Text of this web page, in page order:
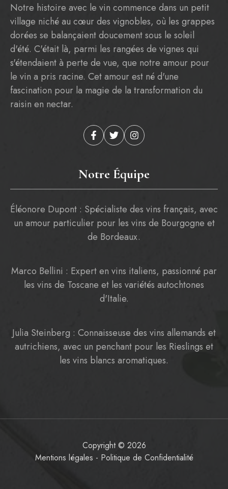
Notre histoire avec le vin commence dans un petit
village niché au cœur des vignobles, où les grappes
dorées se balançaient doucement sous le soleil
d'été. C'était là, parmi les rangées de vignes qui
s'étendaient à perte de vue, que notre amour pour
le vin a pris racine. Cet amour est né d'une
fascination pour la magie de la transformation du
raisin en nectar.
Notre Équipe
Éléonore Dupont : Spécialiste des vins français, avec
un amour particulier pour les vins de Bourgogne et
de Bordeaux.
Marco Bellini : Expert en vins italiens, passionné par
les vins de Toscane et les variétés autochtones
d'Italie.
Julia Steinberg : Connaisseuse des vins allemands et
autrichiens, avec un penchant pour les Rieslings et
les vins blancs aromatiques.
Copyright © 2026
Mentions légales - Politique de Confidentialité